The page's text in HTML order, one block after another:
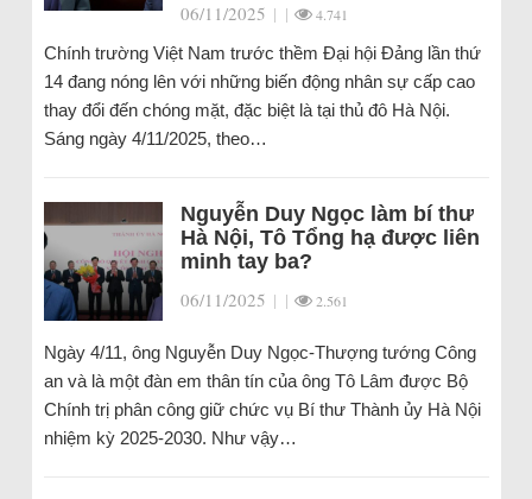
06/11/2025 | | 4.741
Chính trường Việt Nam trước thềm Đại hội Đảng lần thứ
14 đang nóng lên với những biến động nhân sự cấp cao
thay đổi đến chóng mặt, đặc biệt là tại thủ đô Hà Nội.
Sáng ngày 4/11/2025, theo…
Nguyễn Duy Ngọc làm bí thư
Hà Nội, Tô Tổng hạ được liên
minh tay ba?
06/11/2025 | | 2.561
Ngày 4/11, ông Nguyễn Duy Ngọc-Thượng tướng Công
an và là một đàn em thân tín của ông Tô Lâm được Bộ
Chính trị phân công giữ chức vụ Bí thư Thành ủy Hà Nội
nhiệm kỳ 2025-2030. Như vậy…